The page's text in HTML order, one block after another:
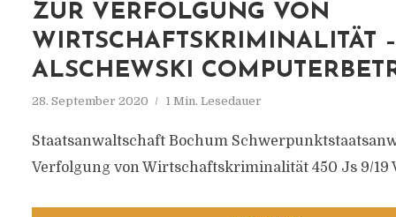
ZUR VERFOLGUNG VON
WIRTSCHAFTSKRIMINALITÄT
ALSCHEWSKI
28. September 2020 1 Min. Lesedauer
Staatsanwaltschaft Bochum
Verfolgung von Wirtschaftskriminalität 450 Js 9/19